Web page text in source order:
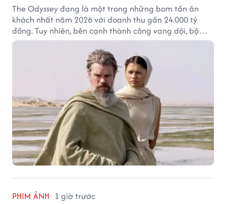
The Odyssey đang là một trong những bom tấn ăn
khách nhất năm 2026 với doanh thu gần 24.000 tỷ
đồng. Tuy nhiên, bên cạnh thành công vang dội, bộ
phim của Christopher Nolan cũng vấp phải không ít
tranh cãi từ khán giả.
PHIM ẢNH 1 giờ trước